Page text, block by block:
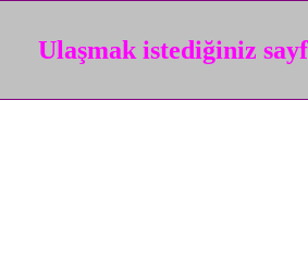
Ulaşmak istediğiniz